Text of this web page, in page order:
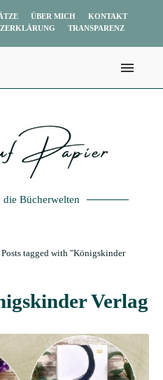
ÜBER MICH
KONTAKT
TRANSPARENZ
die Bücherwelten
Posts tagged with "Königskinder
Verlag